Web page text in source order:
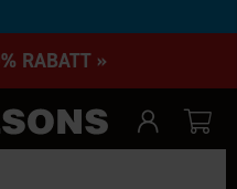
RABATT »